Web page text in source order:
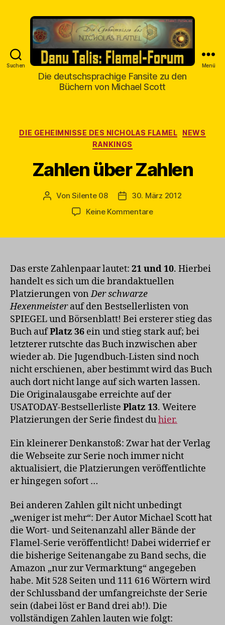
Suchen
Danu
Talis
Die deutschsprachige Fansite zu den
Büchern von Michael Scott
Menü
Kategorien
DIE GEHEIMNISSE DES NICHOLAS FLAMEL
NEWS
RANKINGS
Zahlen über Zahlen
Beitragsautor
VonSilente 08 Veröffentlichungsdatum
30. März 2012
Keine Kommentarezu
Das erste Zahlenpaar lautet: 21 und 10. Hierbei
handelt es sich um die brandaktuellen
Platzierungen vonDer schwarze
Hexenmeisterauf den Bestsellerlisten von
SPIEGEL und Börsenblatt! Bei ersterer stieg das
Buch aufPlatz 36 ein und stieg stark auf; bei
letzterer rutschte das Buch inzwischen aber
wieder ab. Die Jugendbuch-Listen sind noch
nicht erschienen, aber bestimmt wird das Buch
auch dort nicht lange auf sich warten lassen.
Die Originalausgabe erreichte auf der
USATODAY-Bestsellerliste Platz 13. Weitere
Platzierungen der Serie findest duhier.
Ein kleinerer Denkanstoß: Zwar hat der Verlag
die Webseite zur Serie noch immer nicht
aktualisiert, die Platzierungen veröffentlichte
er hingegen sofort …
Bei anderen Zahlen gilt nicht unbedingt
„weniger ist mehr“: Der Autor Michael Scott hat
die Wort- und Seitenanzahl aller Bände der
Flamel-Serie veröffentlicht! Dabei widerrief er
die bisherige Seitenangabe zu Band sechs, die
Amazon „nur zur Vermarktung“ angegeben
habe. Mit 528 Seiten und 111 616 Wörtern wird
der Schlussband der umfangreichste der Serie
sein (dabei löst er Band drei ab!). Die
vollständigen Zahlen lauten wie folgt: